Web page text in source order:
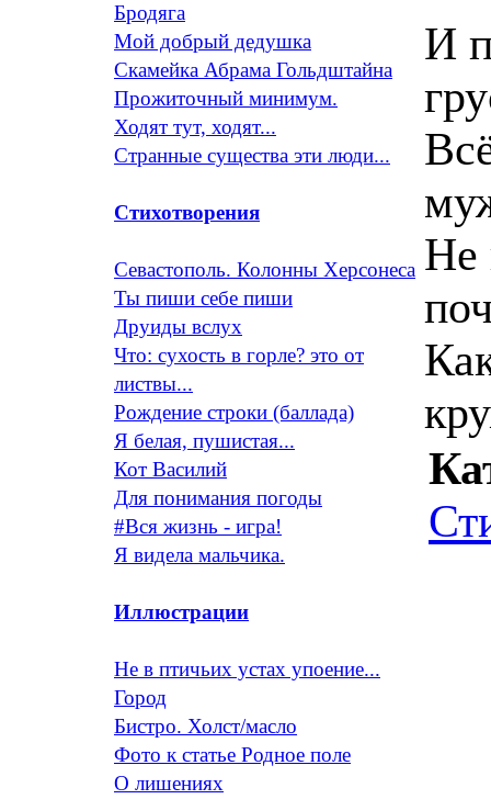
Бродяга
Мой добрый дедушка
Скамейка Абрама Гольдштайна
Прожиточный минимум.
Ходят тут, ходят...
Странные существа эти люди...
Стихотворения
Севастополь. Колонны Херсонеса
Ты пиши себе пиши
Друиды вслух
Что: сухость в горле? это от
листвы...
Рождение строки (баллада)
Я белая, пушистая...
Кот Василий
Для понимания погоды
#Вся жизнь - игра!
Я видела мальчика.
Иллюстрации
Не в птичьих устах упоение...
Город
Бистро. Холст/масло
Фото к статье Родное поле
O лишениях
И
Не